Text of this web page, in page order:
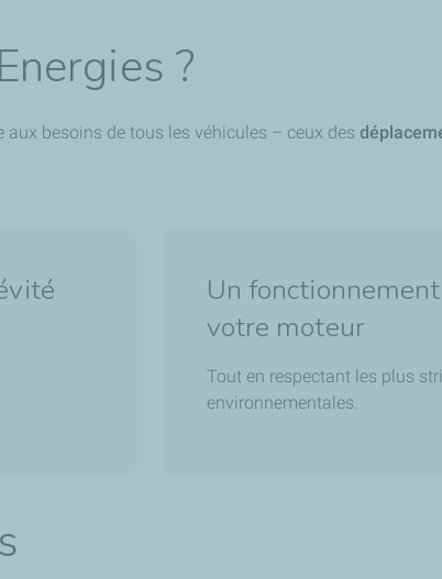
?
besoins de tous les véhicules – ceux des
Un
votre moteur
Tout en respectant les plus
environnementales.